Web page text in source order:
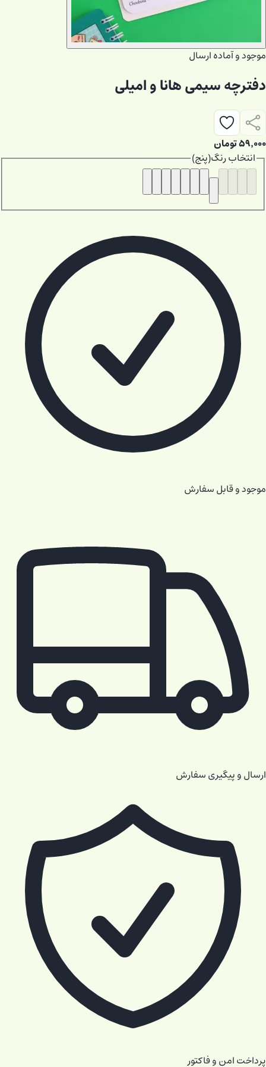
موجود و آماده ارسال
دفترچه سیمی هانا و امیلی
۵۹٬۰۰۰تومان
انتخابرنگ(پنج)
موجود و قابل سفارش
ارسال و پیگیری سفارش
پرداخت امن و فاکتور